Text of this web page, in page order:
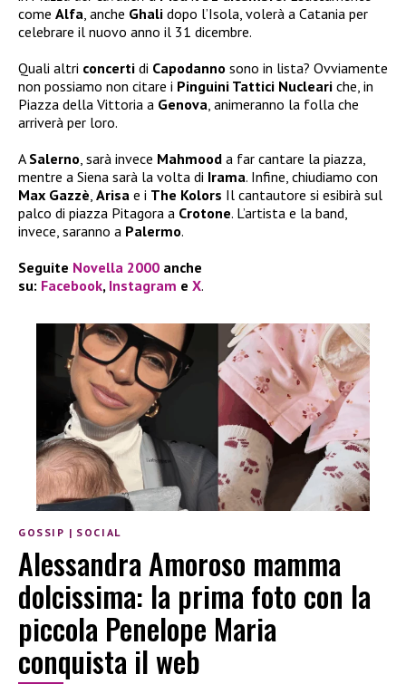
come Alfa , anche Ghali dopo l’Isola, volerà a Catania per
celebrare il nuovo anno il 31 dicembre.
Quali altri concerti di Capodanno sono in lista? Ovviamente
non possiamo non citare i Pinguini Tattici Nucleari che, in
Piazza della Vittoria a Genova , animeranno la folla che
arriverà per loro.
A Salerno , sarà invece Mahmood a far cantare la piazza,
mentre a Siena sarà la volta di Irama. Infine, chiudiamo con
Max Gazzè Arisa e i The Kolors Il cantautore si esibirà sul
palco di piazza Pitagora a Crotone. L’artista e la band,
invece, saranno a Palermo.
Seguite Novella 2000 anche
su: Facebook, Instagram e X.
GOSSIP | SOCIAL
Alessandra Amoroso mamma
dolcissima: la prima foto con la
piccola Penelope Maria
conquista il web